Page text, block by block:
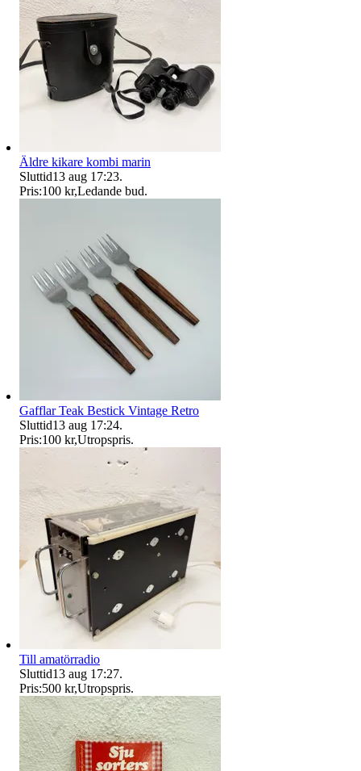
Äldre kikare kombi marin
Sluttid13 aug 17:23.
Pris:100 kr,Ledande bud.
Gafflar Teak Bestick Vintage Retro
Sluttid13 aug 17:24.
Pris:100 kr,Utropspris.
Till amatörradio
Sluttid13 aug 17:27.
Pris:500 kr,Utropspris.